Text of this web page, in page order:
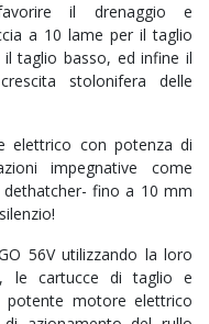
il drenaggio e
a 10 lame per il taglio
taglio basso, ed infine il
stolonifera delle
elettrico con potenza di
impegnative come
fino a 10 mm
56V utilizzando la loro
le cartucce di taglio e
potente motore elettrico